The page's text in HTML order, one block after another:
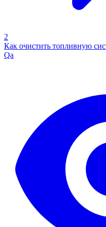
2
Как очистить топливную
Qa